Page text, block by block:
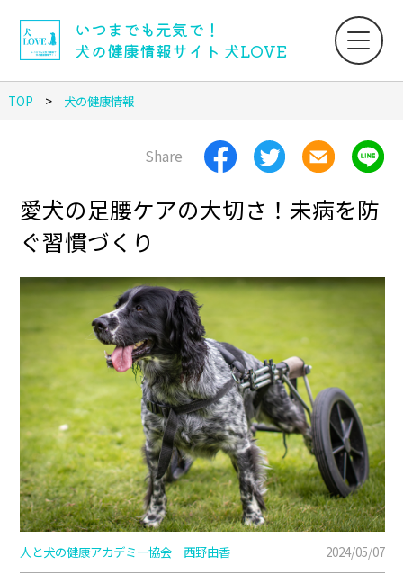
いつまでも元気で！
犬の健康情報サイト 犬LOVE
TOP 犬の健康情報
Share
愛犬の足腰ケアの大切さ！未病を防
ぐ習慣づくり
人と犬の健康アカデミー協会 西野由香 2024/05/07